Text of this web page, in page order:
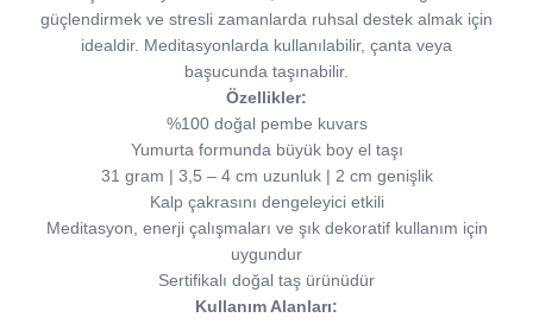
güçlendirmek ve stresli zamanlarda ruhsal destek almak için
idealdir. Meditasyonlarda kullanılabilir, çanta veya
başucunda taşınabilir.
Özellikler:
%100 doğal pembe kuvars
Yumurta formunda büyük boy el taşı
31 gram | 3,5 – 4 cm uzunluk | 2 cm genişlik
Kalp çakrasını dengeleyici etkili
Meditasyon, enerji çalışmaları ve şık dekoratif kullanım için
uygundur
Sertifikalı doğal taş ürünüdür
Kullanım Alanları: